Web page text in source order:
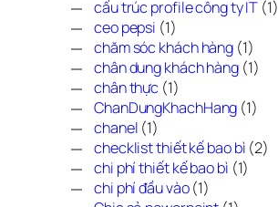
cấu trúc profile công ty IT (1)
ceo pepsi (1)
chăm sóc khách hàng (1)
chân dung khách hàng (1)
chân thực (1)
ChanDungKhachHang (1)
chanel (1)
checklist thiết kế bao bì (2)
chi phí thiết kế bao bì (1)
chi phí đầu vào(1)